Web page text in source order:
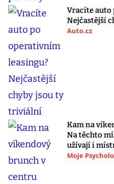
Vracíte auto
Nejčastější
Auto.cz
Kam na
Na těchto
užívají i
Moje